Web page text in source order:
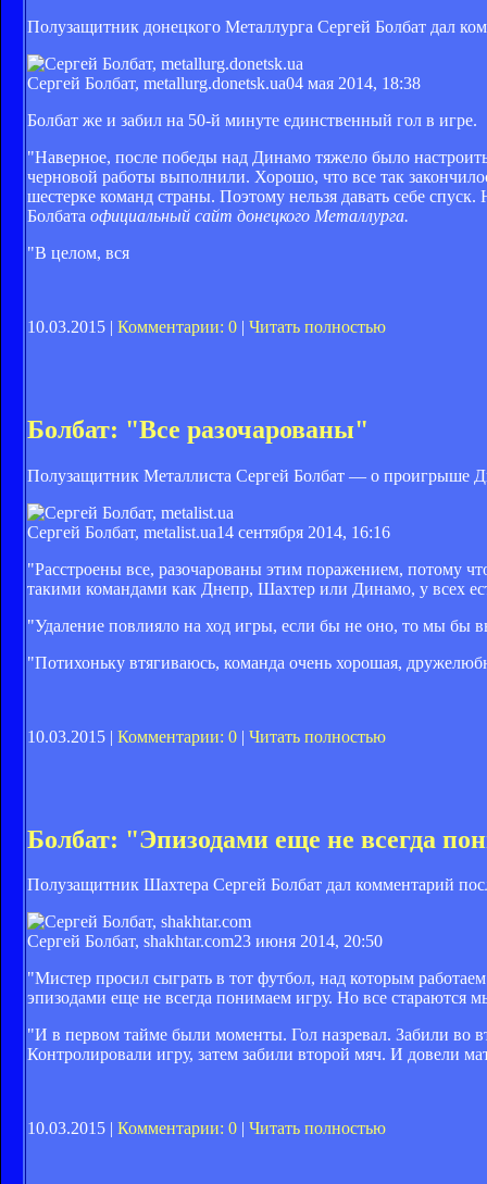
Полузащитник донецкого Металлурга Сергей Болбат дал
Сергей Болбат, metallurg.donetsk.ua04 мая 2014, 18:38
Болбат же и забил на 50-й минуте единственный гол в игре.
"Наверное, после победы над Динамо тяжело было
черновой работы выполнили. Хорошо, что все так
шестерке команд страны. Поэтому нельзя давать себе
Болбата официальный сайт донецкого Металлурга.
"В целом, вся
10.03.2015 | Комментарии: 0 | Читать полностью
Болбат: "Все разочарованы"
Полузащитник Металлиста Сергей Болбат — о проигрыше
Сергей Болбат, metalist.ua14 сентября 2014, 16:16
"Расстроены все, разочарованы этим поражением, потому
такими командами как Днепр, Шахтер или Динамо, у всех
"Удаление повлияло на ход игры, если бы не оно, то мы бы
"Потихоньку втягиваюсь, команда очень хорошая,
10.03.2015 | Комментарии: 0 | Читать полностью
Болбат: "Эпизодами еще не всегда
Полузащитник Шахтера Сергей Болбат дал комментарий
Сергей Болбат, shakhtar.com23 июня 2014, 20:50
"Мистер просил сыграть в тот футбол, над которым
эпизодами еще не всегда понимаем игру. Но все
"И в первом тайме были моменты. Гол назревал. Забили во
Контролировали игру, затем забили второй мяч. И довели
10.03.2015 | Комментарии: 0 Читать полностью